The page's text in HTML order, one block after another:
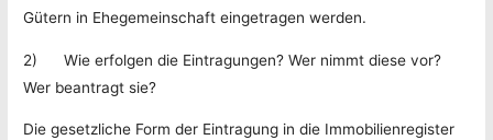
Gütern in Ehegemeinschaft eingetragen werden.
2) Wie erfolgen die Eintragungen? Wer nimmt diese vor?
Wer beantragt sie?
Die gesetzliche Form der Eintragung in die Immobilienregister